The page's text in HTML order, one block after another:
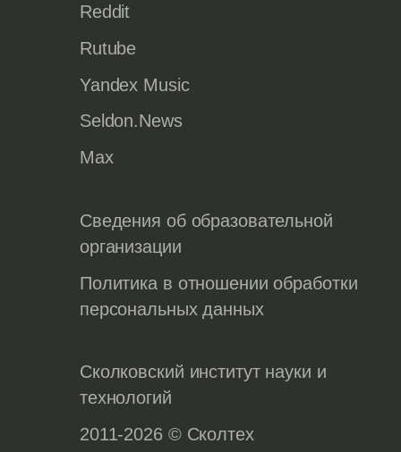
Reddit
Rutube
Yandex Music
Seldon.News
Max
Сведения об образовательной
организации
Политика в отношении обработки
персональных данных
Сколковский институт науки и
технологий
2011-2026 © Сколтех